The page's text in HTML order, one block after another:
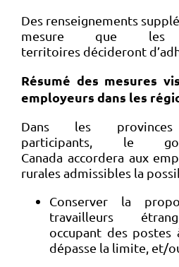
Des renseignements
mesure que les
territoires décideront
Résumé des mesures
employeurs dans les
Dans les
participants, le
Canada accordera aux
rurales admissibles la
Conserver la
travailleurs
occupant des postes
dépasse la limite, et/